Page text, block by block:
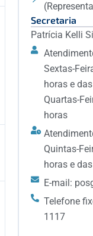
Secretaria
Patrícia Kelli
Sextas-
horas e
Quartas-
horas
Quintas-
horas e
E-mail:
Telefone
1117